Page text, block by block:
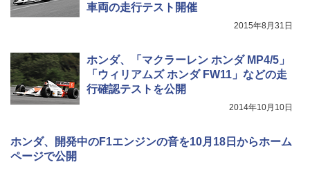
車両の走行テスト開催
2015年8月31日
ホンダ、「マクラーレン ホンダ MP4/5」
「ウィリアムズ ホンダ FW11」などの走
行確認テストを公開
2014年10月10日
ホンダ、開発中のF1エンジンの音を10月18日からホーム
ページで公開